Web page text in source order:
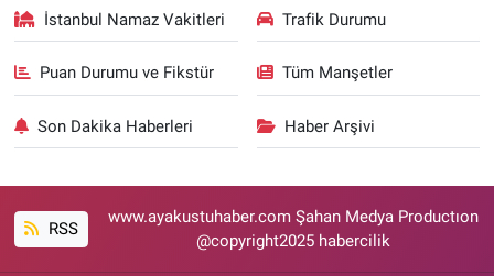
İstanbul Namaz Vakitleri Trafik Durumu
Puan Durumu ve Fikstür Tüm Manşetler
Son Dakika Haberleri Haber Arşivi
RSS
www.ayakustuhaber.com Şahan Medya Productıon
@copyright2025 habercilik